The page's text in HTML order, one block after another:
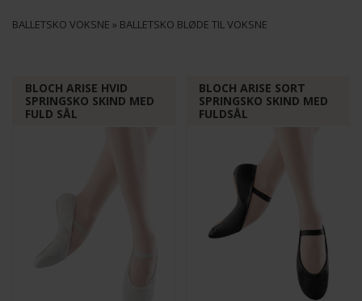
BALLETSKO VOKSNE » BALLETSKO BLØDE TIL VOKSNE
BLOCH ARISE HVID
SPRINGSKO SKIND MED
FULD SÅL
BLOCH ARISE SORT
SPRINGSKO SKIND MED
FULDSÅL